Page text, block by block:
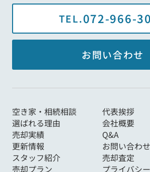
TEL.072-966-
お問い合わせ
空き家・相続相談
代表挨拶
選ばれる理由
会社概要
売却実績
Q&A
更新情報
お問い合わせ
スタッフ紹介
売却査定
売却プラン
プライバシ